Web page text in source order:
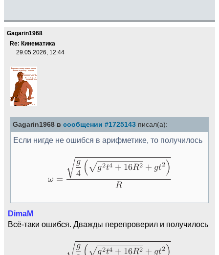
Gagarin1968
Re: Кинематика
29.05.2026, 12:44
Gagarin1968 в сообщении #1725143 писал(а):
Если нигде не ошибся в арифметике, то получилось
DimaM
Всё-таки ошибся. Дважды перепроверил и получилось